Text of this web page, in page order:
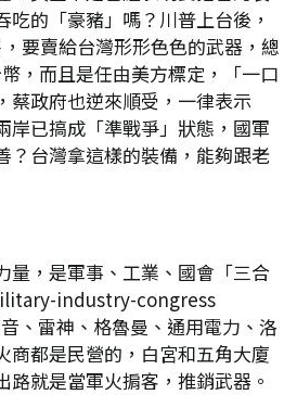
的「豪豬」嗎？川普上台後，
要賣給台灣形形色色的武器，總
，而且是任由美方標定，「一口
蔡政府也逆來順受，一律表示
岸已搞成「準戰爭」狀態，國軍
？台灣拿這樣的裝備，能夠跟老
量，是軍事、工業、國會「三合
industry-congress
、雷神、格魯曼、通用電力、洛
商都是民營的，白宮和五角大廈
路就是當軍火掮客，推銷武器。